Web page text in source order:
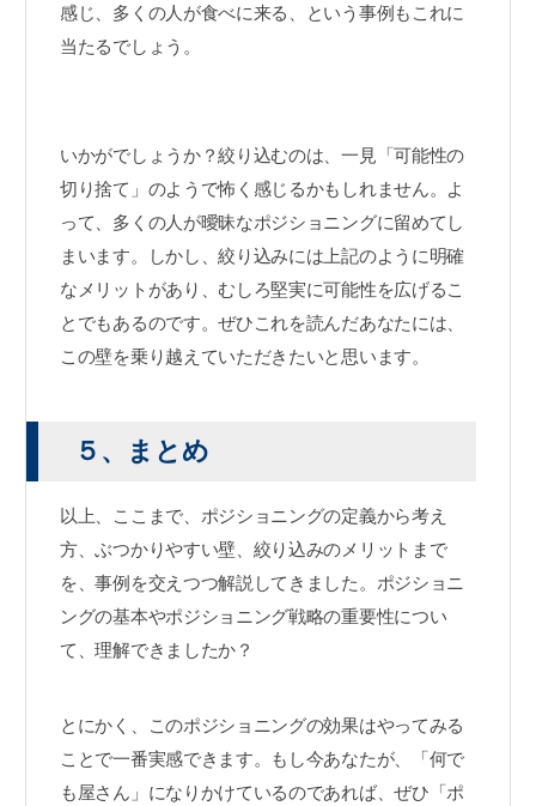
感じ、多くの人が食べに来る、という事例もこれに
当たるでしょう。
いかがでしょうか？絞り込むのは、一見「可能性の
切り捨て」のようで怖く感じるかもしれません。よ
って、多くの人が曖昧なポジショニングに留めてし
まいます。しかし、絞り込みには上記のように明確
なメリットがあり、むしろ堅実に可能性を広げるこ
とでもあるのです。ぜひこれを読んだあなたには、
この壁を乗り越えていただきたいと思います。
５、まとめ
以上、ここまで、ポジショニングの定義から考え
方、ぶつかりやすい壁、絞り込みのメリットまで
を、事例を交えつつ解説してきました。ポジショニ
ングの基本やポジショニング戦略の重要性につい
て、理解できましたか？
とにかく、このポジショニングの効果はやってみる
ことで一番実感できます。もし今あなたが、「何で
も屋さん」になりかけているのであれば、ぜひ「ポ